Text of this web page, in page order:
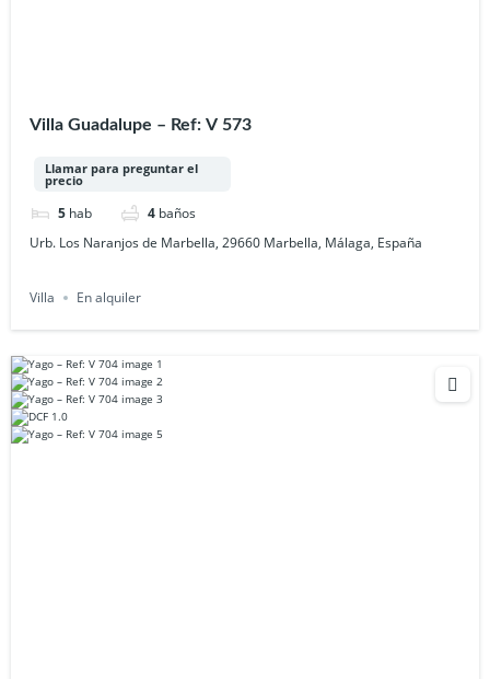
Villa Guadalupe – Ref: V 573
Llamar para preguntar el
precio
5 hab 4 baños
Urb. Los Naranjos de Marbella, 29660 Marbella, Málaga, España
Villa En alquiler